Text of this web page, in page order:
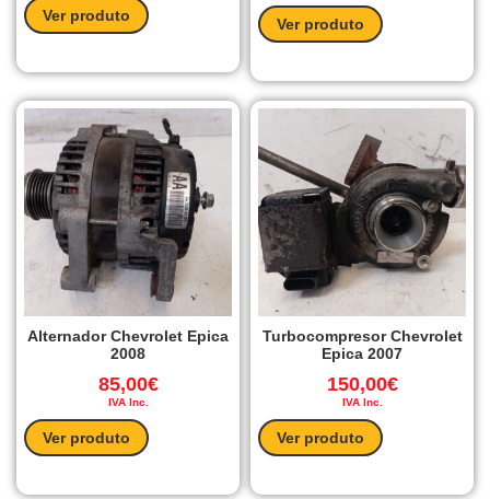
Ver produto Ver produto
Alternador Chevrolet Epica
2008
85,00€
IVA Inc.
Ver produto
Turbocompresor Chevrolet
Epica 2007
150,00€
IVA Inc.
Ver produto